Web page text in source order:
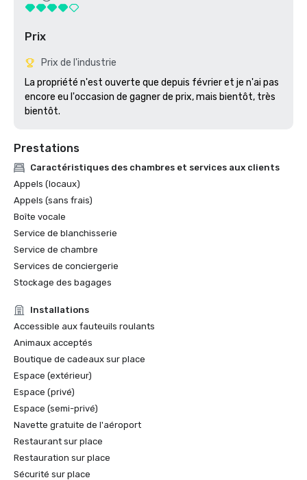
Prix
Prix de l'industrie
La propriété n'est ouverte que depuis février et je n'ai pas
encore eu l'occasion de gagner de prix, mais bientôt, très
bientôt.
Prestations
Caractéristiques des chambres et services aux clients
Appels (locaux)
Appels (sans frais)
Boîte vocale
Service de blanchisserie
Service de chambre
Services de conciergerie
Stockage des bagages
Installations
Accessible aux fauteuils roulants
Animaux acceptés
Boutique de cadeaux sur place
Espace (extérieur)
Espace (privé)
Espace (semi-privé)
Navette gratuite de l'aéroport
Restaurant sur place
Restauration sur place
Sécurité sur place